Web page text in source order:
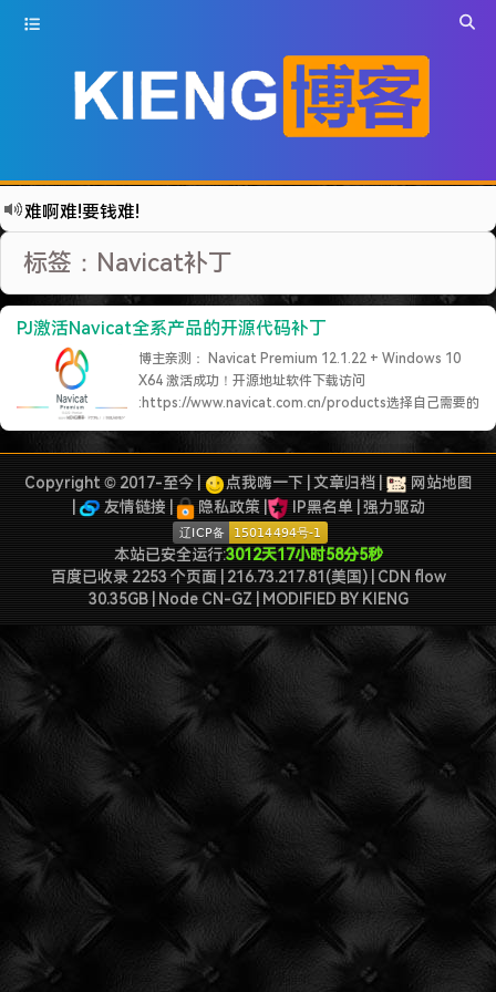
难啊难!要钱难!
有点伤心了,今年净遇到王某海这种人.
难啊难...
七牛的JS SDK 的文档真坑啊.
蓝奏云分享部分地区无法访问需手动修改www.lanzous.com变为:www.lanzoux.com
好气啊~原来使用的CDN服务商莫名其妙的给我服务取消了~
遇见一个沙雕汽车人.
2022-09-04被罚款200元记6分.
标签：Navicat补丁
PJ激活Navicat全系产品的开源代码补丁
博主亲测： Navicat Premium 12.1.22 + Windows 10
X64 激活成功！开源地址软件下载访问
:https://www.navicat.com.cn/products选择自己需要的
址，下载PJ程序！注意 X64 的系统要选择 X64 的软件！2.
Copyright © 2017-至今 | 点我嗨一下| 文章归档|
网站地图
友情链接 隐私政策| IP黑名单 强力驱动
本站已安全运行:3012天17小时58分5秒
百度已收录 2253 个页面 | 216.73.217.81(美国) | CDN flow
30.35GB | Node CN-GZ | MODIFIED BY KIENG